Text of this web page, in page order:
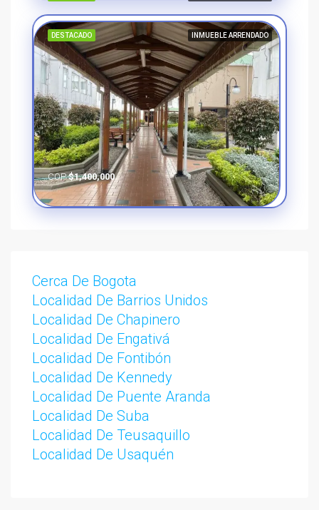
INMUEBLE ARRENDADO
DESTACADO
COP$1,400,000
Cerca De Bogota
Localidad De Barrios Unidos
Localidad De Chapinero
Localidad De Engativá
Localidad De Fontibón
Localidad De Kennedy
Localidad De Puente Aranda
Localidad De Suba
Localidad De Teusaquillo
Localidad De Usaquén